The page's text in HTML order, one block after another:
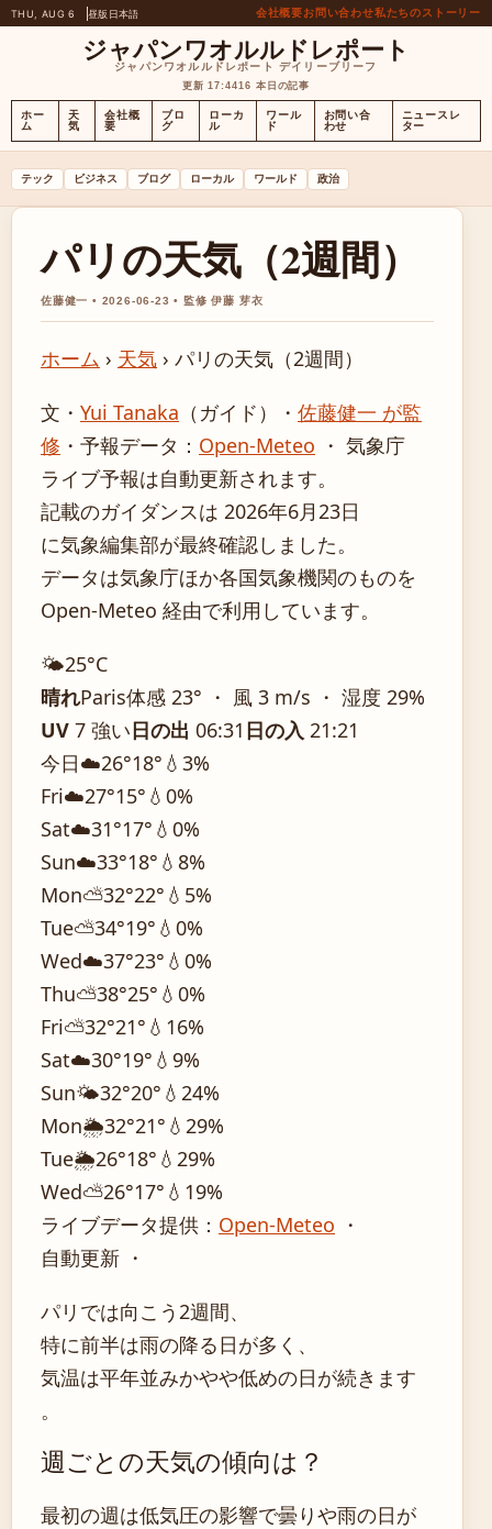
THU, AUG 6 昼版 日本語 会社概要お問い合わせ私たちのストーリー
ジャパンワオルルドレポート
ジャパンワオルルドレポート デイリーブリーフ
更新 17:4416 本日の記事
ホー
ム
天
気
会社概
要
ブロ
グ
ローカ
ル
ワール
ド
お問い合
わせ
ニュースレ
ター
テック ビジネス ブログ ローカル ワールド 政治
パリの天気（2週間）
佐藤健一 • 2026-06-23 • 監修 伊藤 芽衣
ホーム › 天気 › パリの天気（2週間）
文・ Yui Tanaka （ガイド） ・ 佐藤健一 が監
修 ・ 予報データ： Open-Meteo ・ 気象庁
ライブ予報は自動更新されます。
記載のガイダンスは 2026年6月23日
に気象編集部が最終確認しました。
データは気象庁ほか各国気象機関のものを
Open-Meteo 経由で利用しています。
🌤️25°C
晴れParis体感 23° ・ 風 3 m/s ・ 湿度 29%
UV 7 強い日の出 06:31 日の入 21:21
今日☁️26°18° 💧3%
Fri☁️27°15° 💧0%
Sat☁️31°17° 💧0%
Sun☁️33°18° 💧8%
Mon⛅32°22° 💧5%
Tue⛅34°19° 💧0%
Wed☁️37°23° 💧0%
Thu⛅38°25° 💧0%
Fri⛅32°21° 💧16%
Sat☁️30°19° 💧9%
Sun🌤️32°20° 💧24%
Mon🌦️32°21° 💧29%
Tue🌦️26°18° 💧29%
Wed⛅26°17° 💧19%
ライブデータ提供： Open-Meteo ・
自動更新 ・
パリでは向こう2週間、
特に前半は雨の降る日が多く、
気温は平年並みかやや低めの日が続きます
。
週ごとの天気の傾向は？
最初の週は低気圧の影響で曇りや雨の日が